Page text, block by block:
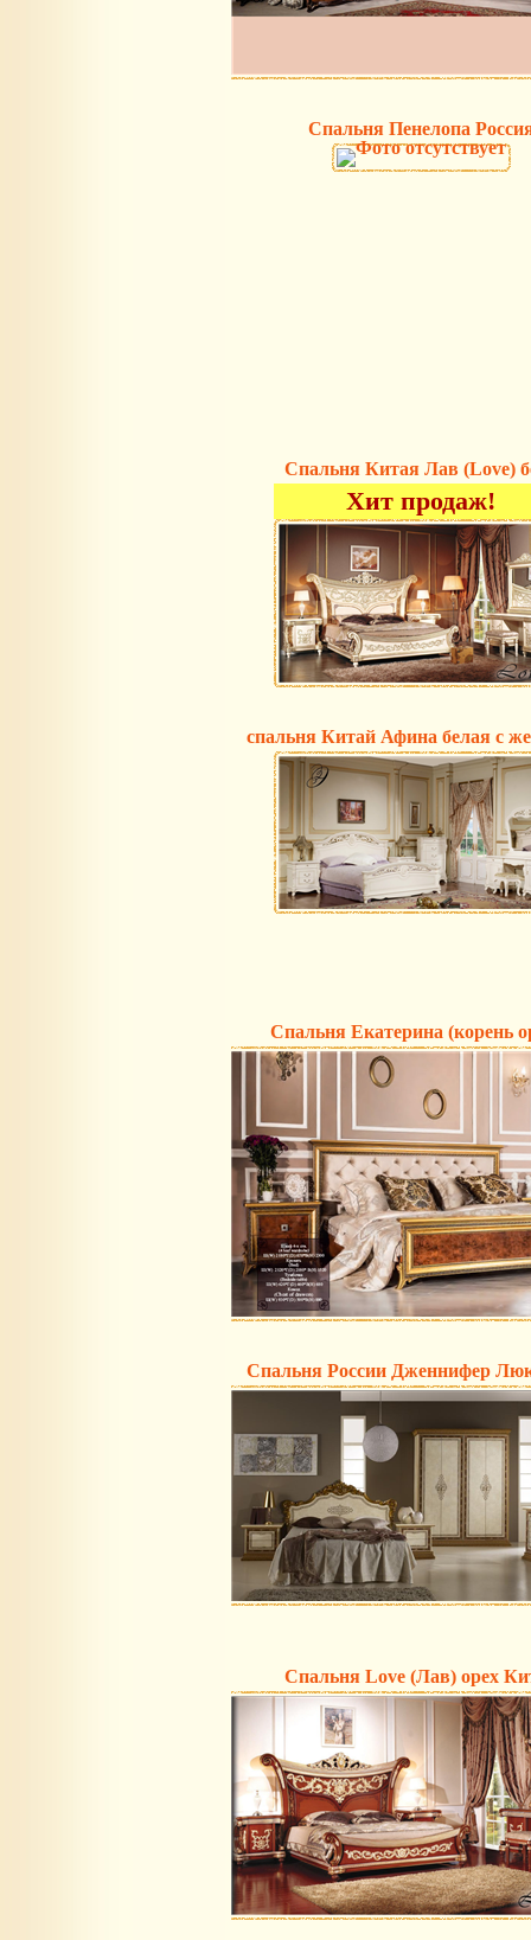
Спальня Пенелопа
Спальня Китая Лав (Love)
Хит продаж!
спальня Китай Афина белая с
Спальня Екатерина (корень
Спальня России Дженнифер
Спальня Love (Лав) орех